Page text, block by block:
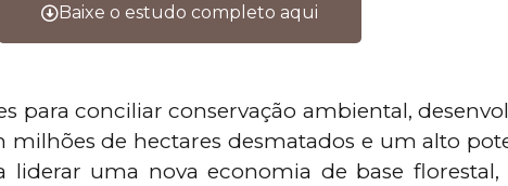
Baixe o estudo completo aqui
para conciliar conservação ambiental,
de hectares desmatados e um alto
uma nova economia de base florestal,